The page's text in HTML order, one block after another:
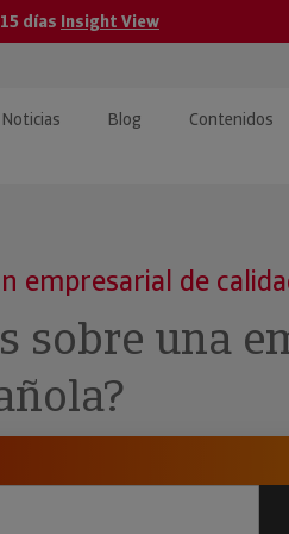
días Insight View
Noticias Blog Contenidos
empresarial de
sobre una